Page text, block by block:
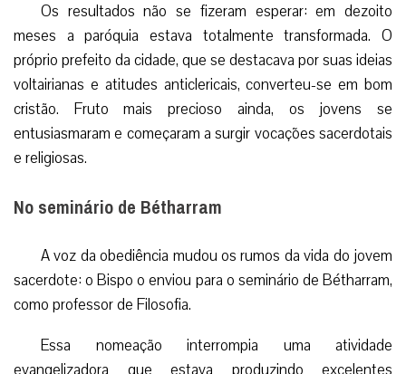
Os resultados não se fizeram esperar: em dezoito
meses a paróquia estava totalmente transformada. O
próprio prefeito da cidade, que se destacava por suas ideias
voltairianas e atitudes anticlericais, converteu-se em bom
cristão. Fruto mais precioso ainda, os jovens se
entusiasmaram e começaram a surgir vocações sacerdotais
e religiosas.
No seminário de Bétharram
A voz da obediência mudou os rumos da vida do jovem
sacerdote: o Bispo o enviou para o seminário de Bétharram,
como professor de Filosofia.
Essa nomeação interrompia uma atividade